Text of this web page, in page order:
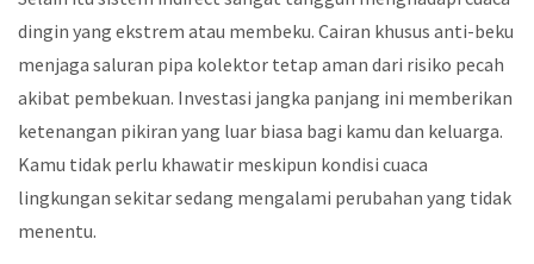
dingin yang ekstrem atau membeku. Cairan khusus anti-beku
menjaga saluran pipa kolektor tetap aman dari risiko pecah
akibat pembekuan. Investasi jangka panjang ini memberikan
ketenangan pikiran yang luar biasa bagi kamu dan keluarga.
Kamu tidak perlu khawatir meskipun kondisi cuaca
lingkungan sekitar sedang mengalami perubahan yang tidak
menentu.